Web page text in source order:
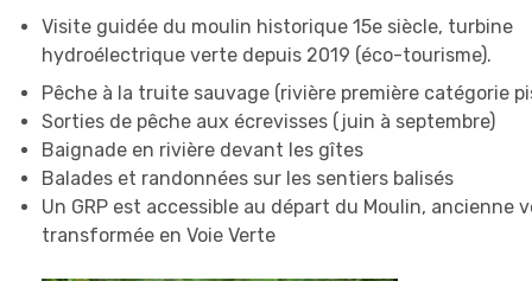
Visite guidée du moulin historique 15e siècle, turbine
hydroélectrique verte depuis 2019 (éco-tourisme).
Pêche à la truite sauvage (rivière première catégorie
Sorties de pêche aux écrevisses (juin à septembre)
Baignade en rivière devant les gîtes
Balades et randonnées sur les sentiers balisés
Un GRP est accessible au départ du Moulin, ancienne
transformée en Voie Verte